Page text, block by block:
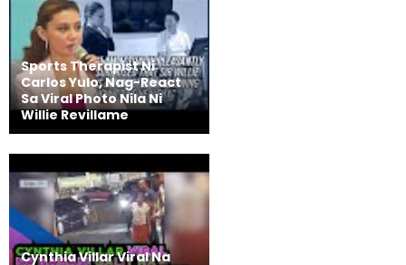
Sports Therapist Ni
Carlos Yulo, Nag-React
Sa Viral Photo Nila Ni
Willie Revillame
Cynthia Villar Viral Na